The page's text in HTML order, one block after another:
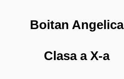
Boitan Angelica
Clasa a X-a